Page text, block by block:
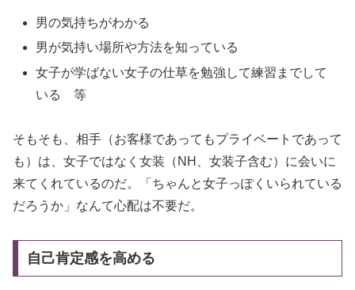
男の気持ちがわかる
男が気持い場所や方法を知っている
女子が学ばない女子の仕草を勉強して練習までして
いる 等
そもそも、相手（お客様であってもプライベートであって
も）は、女子ではなく女装（NH、女装子含む）に会いに
来てくれているのだ。「ちゃんと女子っぽくいられている
だろうか」なんて心配は不要だ。
自己肯定感を高める